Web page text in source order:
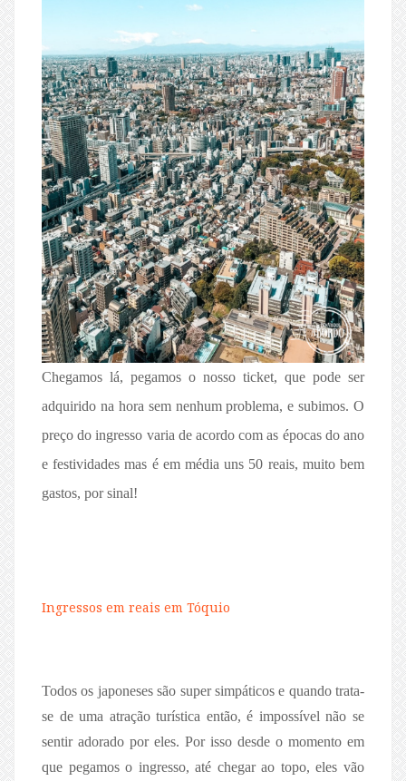
Chegamos lá, pegamos o nosso ticket, que pode ser
adquirido na hora sem nenhum problema, e subimos. O
preço do ingresso varia de acordo com as épocas do ano
e festividades mas é em média uns 50 reais, muito bem
gastos, por sinal!
Ingressos em reais em Tóquio
Todos os japoneses são super simpáticos e quando trata-
se de uma atração turística então, é impossível não se
sentir adorado por eles. Por isso desde o momento em
que pegamos o ingresso, até chegar ao topo, eles vão